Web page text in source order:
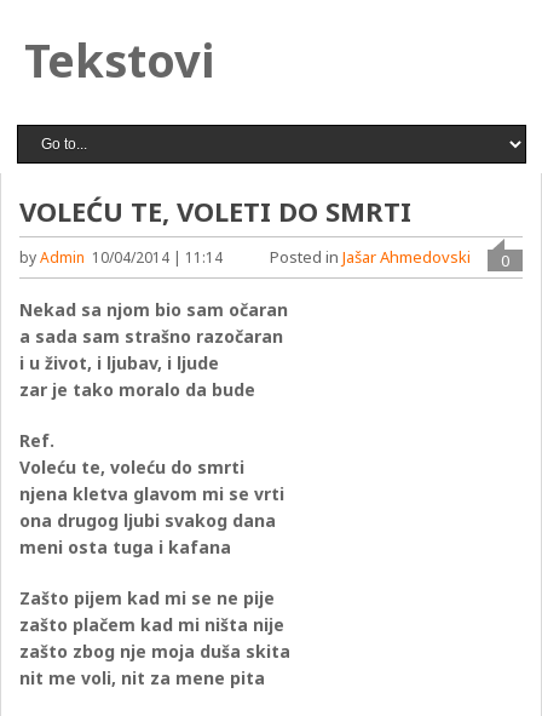
Tekstovi
VOLEĆU TE, VOLETI DO SMRTI
byAdmin 10/04/2014 | 11:14 0
Posted in Jašar Ahmedovski
Nekad sa njom bio sam očaran
a sada sam strašno razočaran
i u život, i ljubav, i ljude
zar je tako moralo da bude
Ref.
Voleću te, voleću do smrti
njena kletva glavom mi se vrti
ona drugog ljubi svakog dana
meni osta tuga i kafana
Zašto pijem kad mi se ne pije
zašto plačem kad mi ništa nije
zašto zbog nje moja duša skita
nit me voli, nit za mene pita